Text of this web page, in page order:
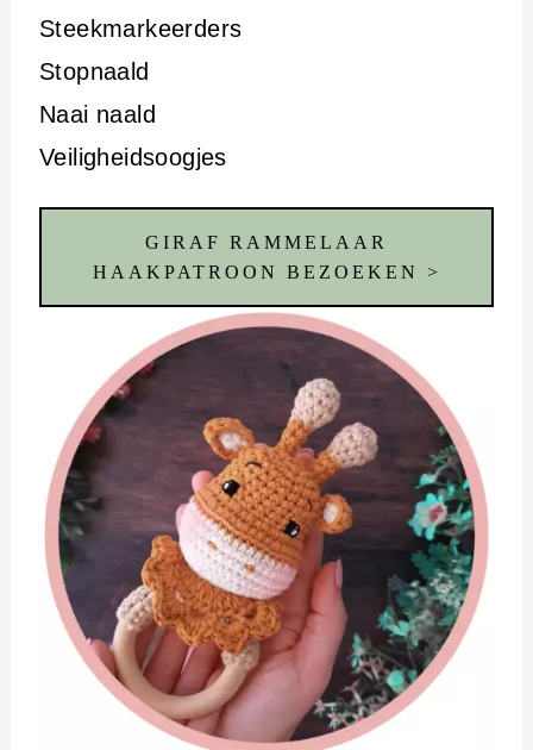
Steekmarkeerders
Stopnaald
Naai naald
Veiligheidsoogjes
GIRAF RAMMELAAR
HAAKPATROON BEZOEKEN >